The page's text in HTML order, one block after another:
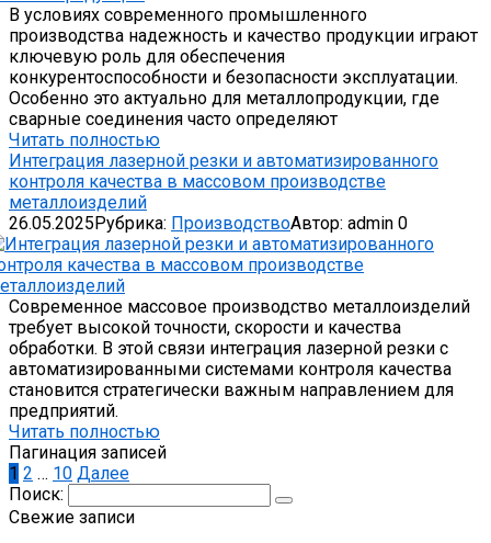
В условиях современного промышленного
производства надежность и качество продукции играют
ключевую роль для обеспечения
конкурентоспособности и безопасности эксплуатации.
Особенно это актуально для металлопродукции, где
сварные соединения часто определяют
Читать полностью
Интеграция лазерной резки и автоматизированного
контроля качества в массовом производстве
металлоизделий
26.05.2025Рубрика: ПроизводствоАвтор: admin 0
Современное массовое производство металлоизделий
требует высокой точности, скорости и качества
обработки. В этой связи интеграция лазерной резки с
автоматизированными системами контроля качества
становится стратегически важным направлением для
предприятий.
Читать полностью
Пагинация записей
1 2 … 10 Далее
Поиск:
Свежие записи